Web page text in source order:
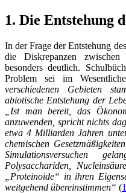
1. Die Entstehung
In der Frage der Entstehung
die Diskrepanzen zwischen
besonders deutlich.
Problem sei im
verschiedenen Gebieten
abiotische Entstehung der
„Ist man bereit, das
anzuwenden, spricht nichts
etwa 4 Milliarden Jahren
chemischen
Simulationsversuchen
Polysacchariden,
„Proteinoide“ in ihren
weitgehend übereinstimmen“ (1